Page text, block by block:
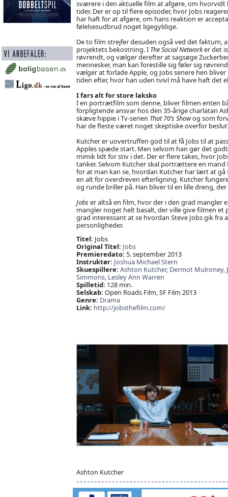
sværere i den aktuelle film at afgøre, om
tider. Der er op til flere episoder, hvor Jobs
har haft for at afgøre, om hans reaktion er
følelsesudbrud noget ligegyldige.
De to film strejfer desuden også ved det
projektets bekostning. I The Social Networker det
røvrendt, og vælger derefter at sagsøge
mennesker, man kan forestille sig føler sig
vælger at forlade Apple, og Jobs senere hen
tiden efter, hvor han uden tvivl må have haft det
I fars alt for store laksko
I en portrætfilm som denne, bliver filmen enten
forpligtende ansvar hos den 35-årige charlatan
skæve hippie i Tv-serien That 70’s Showog som
har de fleste været noget skeptiske overfor
Kutcher er uovertruffen god til at få Jobs til at
Apples spæde start. Men selvom han gør det
mimik lidt for stiv i det. Der er flere takes, hvor
tanker. Selvom Kutcher skal portrættere en
for at man kan se, hvordan Kutcher har lært at
en alt for overdreven efterligning. Kutcher
og runde briller på. Han bliver til en lille dreng,
Jobs er altså en film, hvor der i den grad
mangler noget helt basalt, der ville give filmen
grad interessant at se hvordan Steve Jobs gik
personligheder.
Titel: Jobs
Original Titel: Jobs
Premieredato: 5. september 2013
Instruktør: Joshua Michael Stern
Skuespillere: Ashton Kutcher, Dermot Mulroney,
Simmons, Lesley Ann Warren
Spilletid: 128 min.
Selskab: Open Roads Film, SF Film 2013
Genre: Drama
Link: http://jobsthefilm.com/
Ashton Kutcher